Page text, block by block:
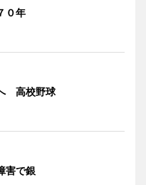
０年
高校野球
害で銀